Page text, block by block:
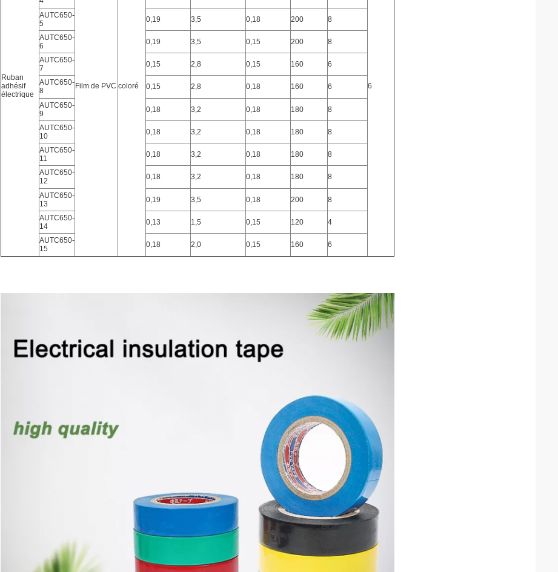
Ruban
adhésif
électrique
Film de PVC coloré 6
AUTC650-
5
0,19 3,5 0,18 200 8
AUTC650-
6
0,19 3,5 0,15 200 8
AUTC650-
7
0,15 2,8 0,15 160 6
AUTC650-
8
0,15 2,8 0,18 160 6
AUTC650-
9
0,18 3,2 0,18 180 8
AUTC650-
10
0,18 3,2 0,18 180 8
AUTC650-
11
0,18 3,2 0,18 180 8
AUTC650-
12
0,18 3,2 0,18 180 8
AUTC650-
13
0,19 3,5 0,18 200 8
AUTC650-
14
0,13 1,5 0,15 120 4
AUTC650-
15
0,18 2,0 0,15 160 6